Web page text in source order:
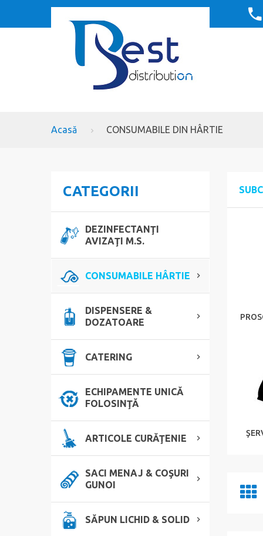
Acasă CONSUMABILE DIN HÂRTIE
CATEGORII
DEZINFECTANŢI
AVIZAŢI M.S.
CONSUMABILE HÂRTIE
DISPENSERE &
DOZATOARE
CATERING
ECHIPAMENTE UNICĂ
FOLOSINŢĂ
ARTICOLE CURĂŢENIE
SACI MENAJ & COŞURI
GUNOI
SĂPUN LICHID & SOLID